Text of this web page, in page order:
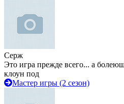
Серж
Это игра прежде всего... а
клоун под
Мастер игры (2 сезон)